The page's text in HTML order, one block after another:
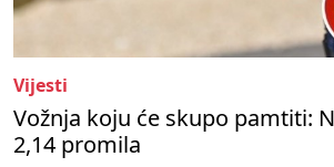
Vijesti
Vožnja koju će skupo pamtiti:
2,14 promila